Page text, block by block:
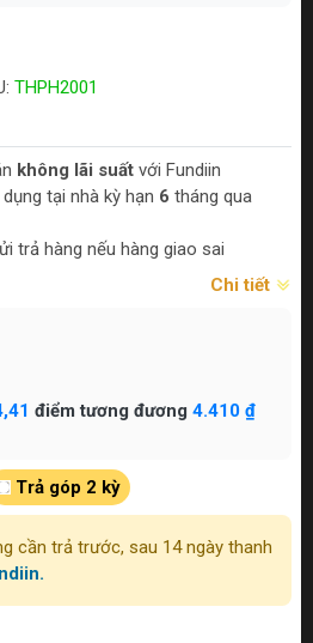
THPH2001
không lãi suất với Fundiin
tại nhà kỳ hạn 6 tháng qua
trả hàng nếu hàng giao sai
Chi tiết
điểm tương đương 4.410 ₫
Trả góp 2 kỳ
cần trả trước, sau 14 ngày thanh